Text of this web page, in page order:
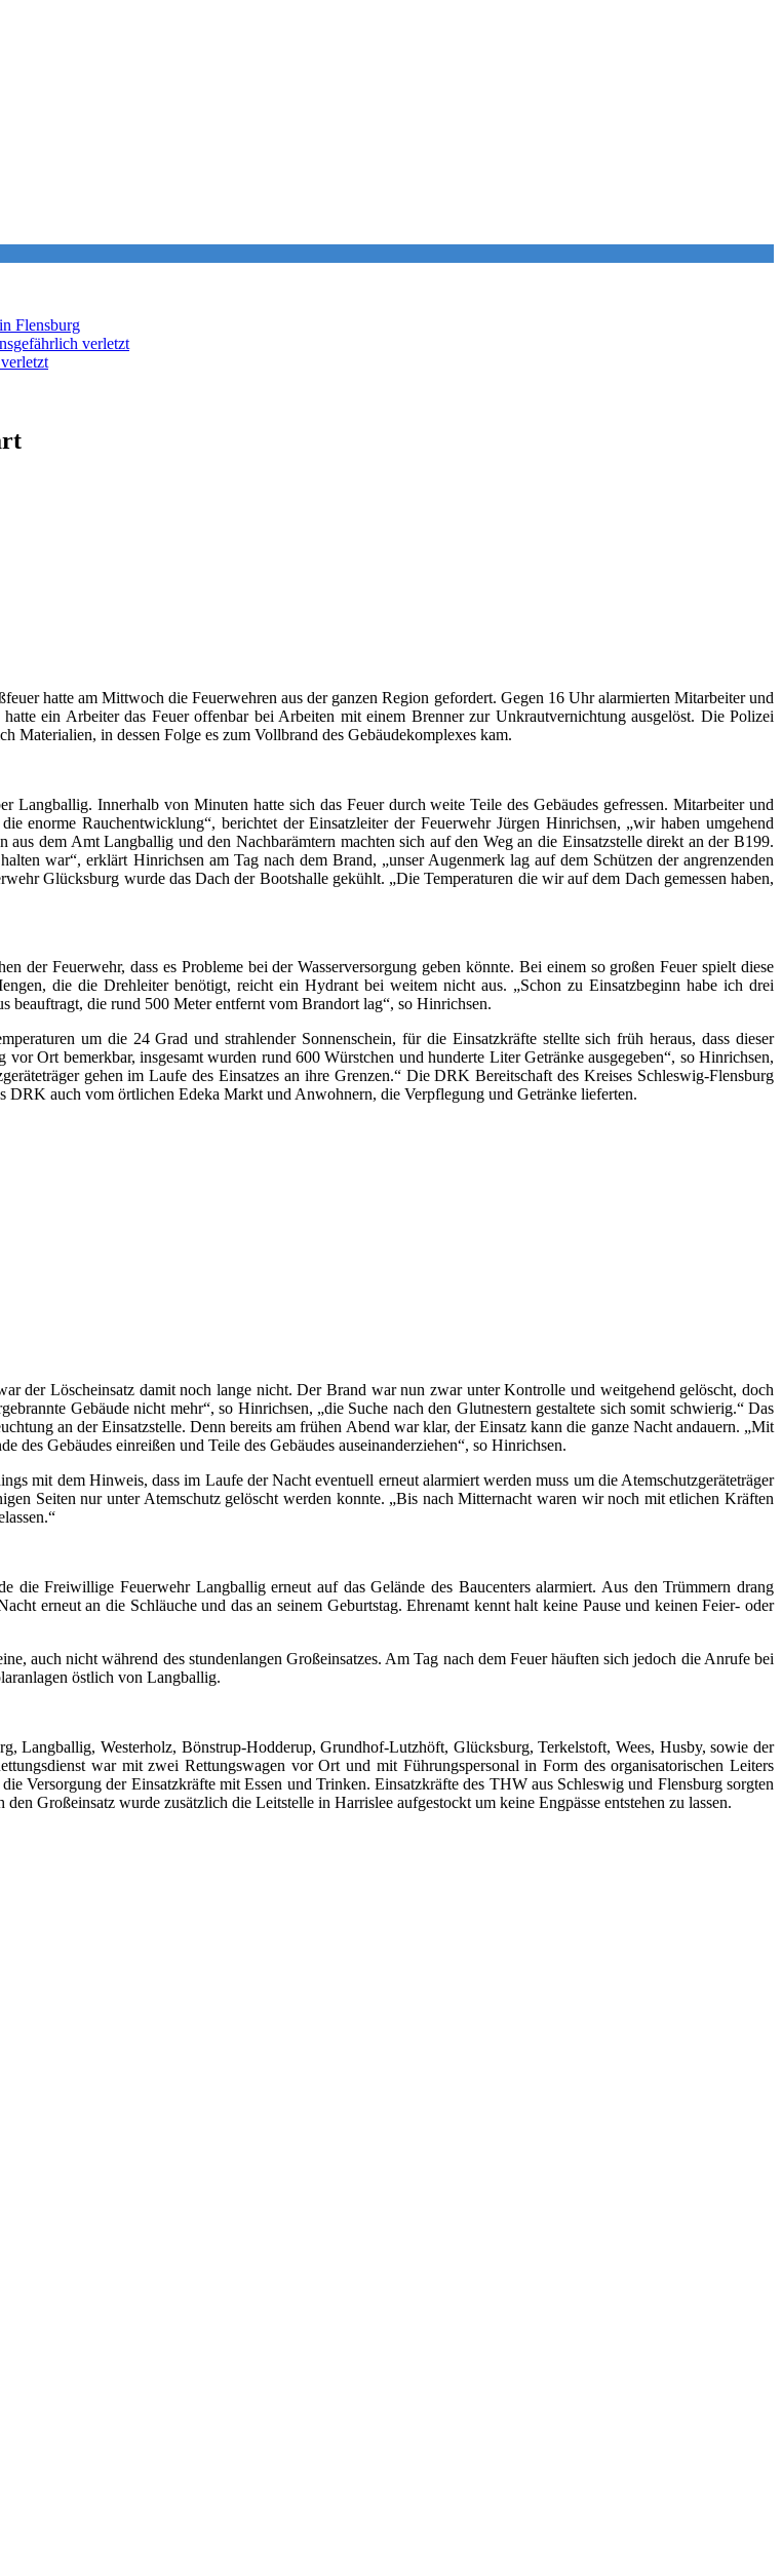
Flensburg
verletzt
hatte am Mittwoch die Feuerwehren aus der ganzen Region gefordert. Gegen 16 Uhr alarmierten Mitarbeiter und
ein Arbeiter das Feuer offenbar bei Arbeiten mit einem Brenner zur Unkrautvernichtung ausgelöst. Die Polizei
Materialien, in dessen Folge es zum Vollbrand des Gebäudekomplexes kam.
Langballig. Innerhalb von Minuten hatte sich das Feuer durch weite Teile des Gebäudes gefressen. Mitarbeiter und
enorme Rauchentwicklung“, berichtet der Einsatzleiter der Feuerwehr Jürgen Hinrichsen, „wir haben umgehend
dem Amt Langballig und den Nachbarämtern machten sich auf den Weg an die Einsatzstelle direkt an der B199.
war“, erklärt Hinrichsen am Tag nach dem Brand, „unser Augenmerk lag auf dem Schützen der angrenzenden
Glücksburg wurde das Dach der Bootshalle gekühlt. „Die Temperaturen die wir auf dem Dach gemessen haben,
der Feuerwehr, dass es Probleme bei der Wasserversorgung geben könnte. Bei einem so großen Feuer spielt diese
die die Drehleiter benötigt, reicht ein Hydrant bei weitem nicht aus. „Schon zu Einsatzbeginn habe ich drei
beauftragt, die rund 500 Meter entfernt vom Brandort lag“, so Hinrichsen.
um die 24 Grad und strahlender Sonnenschein, für die Einsatzkräfte stellte sich früh heraus, dass dieser
Ort bemerkbar, insgesamt wurden rund 600 Würstchen und hunderte Liter Getränke ausgegeben“, so Hinrichsen,
gehen im Laufe des Einsatzes an ihre Grenzen.“ Die DRK Bereitschaft des Kreises Schleswig-Flensburg
auch vom örtlichen Edeka Markt und Anwohnern, die Verpflegung und Getränke lieferten.
der Löscheinsatz damit noch lange nicht. Der Brand war nun zwar unter Kontrolle und weitgehend gelöscht, doch
Gebäude nicht mehr“, so Hinrichsen, „die Suche nach den Glutnestern gestaltete sich somit schwierig.“ Das
an der Einsatzstelle. Denn bereits am frühen Abend war klar, der Einsatz kann die ganze Nacht andauern. „Mit
Gebäudes einreißen und Teile des Gebäudes auseinanderziehen“, so Hinrichsen.
mit dem Hinweis, dass im Laufe der Nacht eventuell erneut alarmiert werden muss um die Atemschutzgeräteträger
Seiten nur unter Atemschutz gelöscht werden konnte. „Bis nach Mitternacht waren wir noch mit etlichen Kräften
die Freiwillige Feuerwehr Langballig erneut auf das Gelände des Baucenters alarmiert. Aus den Trümmern drang
erneut an die Schläuche und das an seinem Geburtstag. Ehrenamt kennt halt keine Pause und keinen Feier- oder
auch nicht während des stundenlangen Großeinsatzes. Am Tag nach dem Feuer häuften sich jedoch die Anrufe bei
östlich von Langballig.
Langballig, Westerholz, Bönstrup-Hodderup, Grundhof-Lutzhöft, Glücksburg, Terkelstoft, Wees, Husby, sowie der
war mit zwei Rettungswagen vor Ort und mit Führungspersonal in Form des organisatorischen Leiters
Versorgung der Einsatzkräfte mit Essen und Trinken. Einsatzkräfte des THW aus Schleswig und Flensburg sorgten
Großeinsatz wurde zusätzlich die Leitstelle in Harrislee aufgestockt um keine Engpässe entstehen zu lassen.